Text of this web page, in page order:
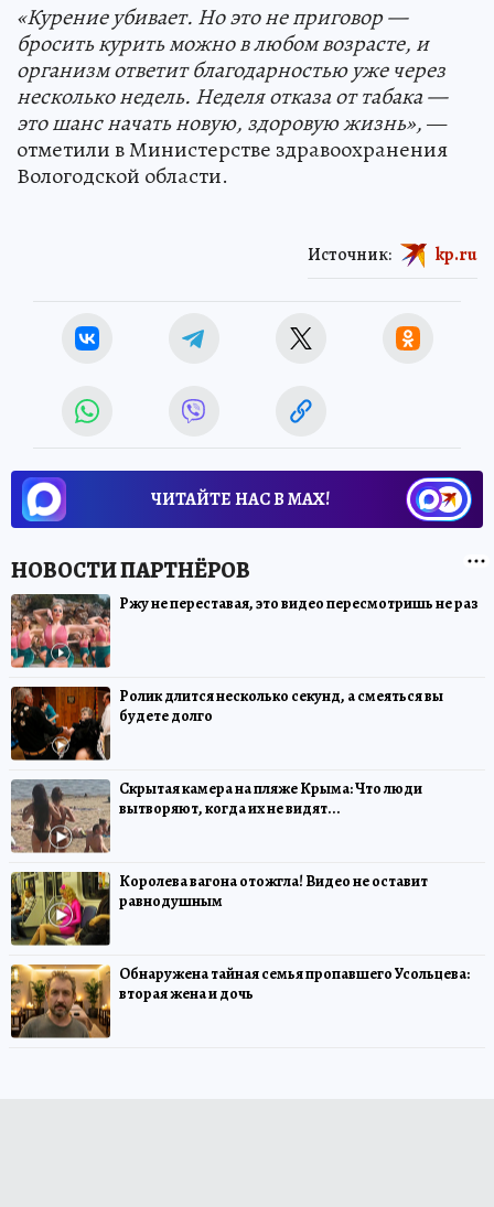
«Курение убивает. Но это не приговор —
бросить курить можно в любом возрасте, и
организм ответит благодарностью уже через
несколько недель. Неделя отказа от табака —
это шанс начать новую, здоровую жизнь»,—
отметили в Министерстве здравоохранения
Вологодской области.
Источник: kp.ru
ЧИТАЙТЕ НАС В МАХ!
Ржу не переставая, это видео пересмотришь не раз
Ролик длится несколько секунд, а смеяться вы
будете долго
Скрытая камера на пляже Крыма: Что люди
вытворяют, когда их не видят...
Королева вагона отожгла! Видео не оставит
равнодушным
Обнаружена тайная семья пропавшего Усольцева:
вторая жена и дочь